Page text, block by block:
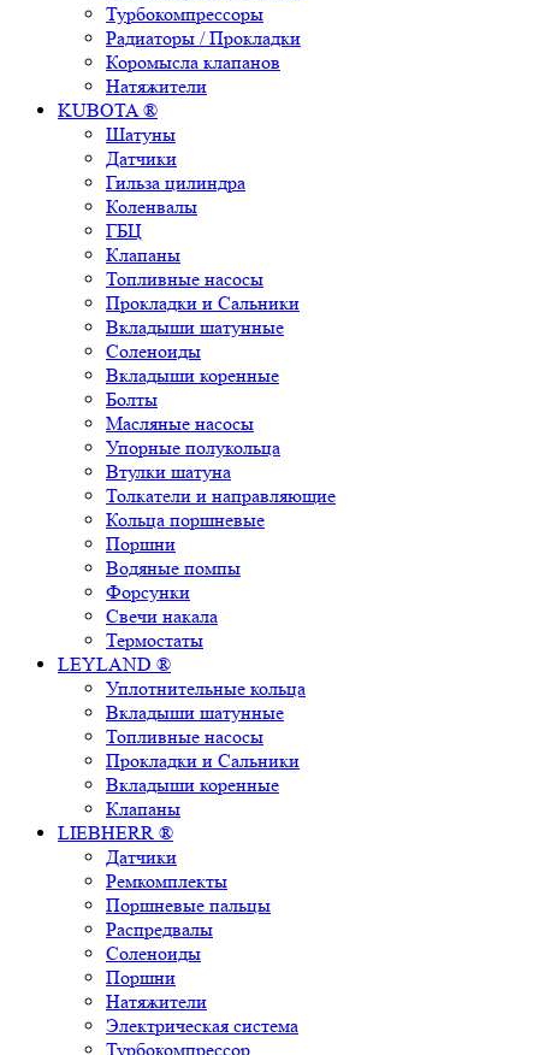
Турбокомпрессоры
Радиаторы / Прокладки
Коромысла клапанов
Натяжители
KUBOTA ®
Шатуны
Датчики
Гильза цилиндра
Коленвалы
ГБЦ
Клапаны
Топливные насосы
Прокладки и Сальники
Вкладыши шатунные
Соленоиды
Вкладыши коренные
Болты
Масляные насосы
Упорные полукольца
Втулки шатуна
Толкатели и направляющие
Кольца поршневые
Поршни
Водяные помпы
Форсунки
Свечи накала
Термостаты
LEYLAND ®
Уплотнительные кольца
Вкладыши шатунные
Топливные насосы
Прокладки и Сальники
Вкладыши коренные
Клапаны
LIEBHERR ®
Датчики
Ремкомплекты
Поршневые пальцы
Распредвалы
Соленоиды
Поршни
Натяжители
Электрическая система
Турбокомпрессор